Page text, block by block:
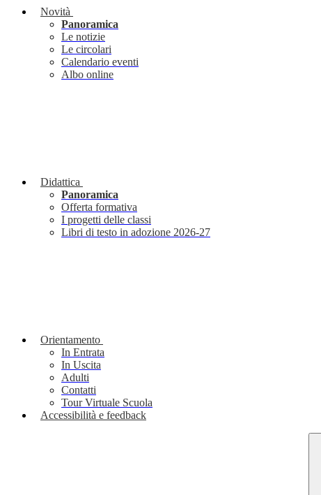
Novità
Panoramica
Le notizie
Le circolari
Calendario eventi
Albo online
Didattica
Panoramica
Offerta formativa
I progetti delle classi
Libri di testo in adozione 2026-27
Orientamento
In Entrata
In Uscita
Adulti
Contatti
Tour Virtuale Scuola
Accessibilità e feedback